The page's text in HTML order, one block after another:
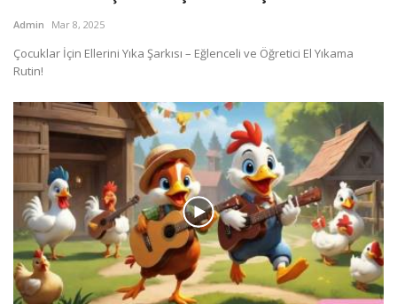
Admin Mar 8, 2025
Çocuklar İçin Ellerini Yıka Şarkısı – Eğlenceli ve Öğretici El Yıkama
Rutin!